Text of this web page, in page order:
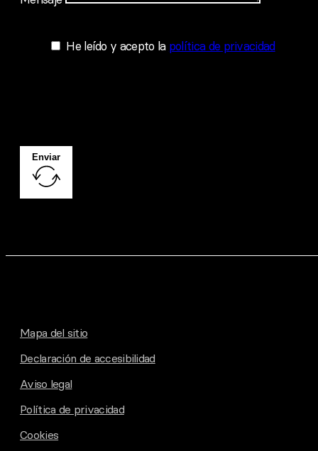
He leído y acepto la política de privacidad
Enviar
Mapa del sitio
Declaración de accesibilidad
Aviso legal
Política de privacidad
Cookies